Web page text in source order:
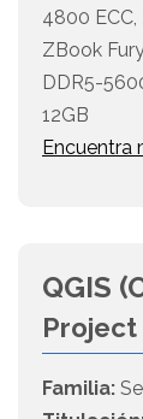
4800 ECC,
ZBook
DDR5-
12GB
Encuentra
QGIS
Project
Familia: